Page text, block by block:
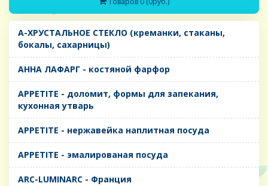
A-ХРУСТАЛЬНОЕ СТЕКЛО (креманки, стаканы,
бокалы, сахарницы)
AHHA ЛАФАРГ - костяной фарфор
APPETITE - доломит, формы для запекания,
кухонная утварь
APPETITE - нержавейка наплитная посуда
APPETITE - эмалированая посуда
ARC-LUMINARC - Франция